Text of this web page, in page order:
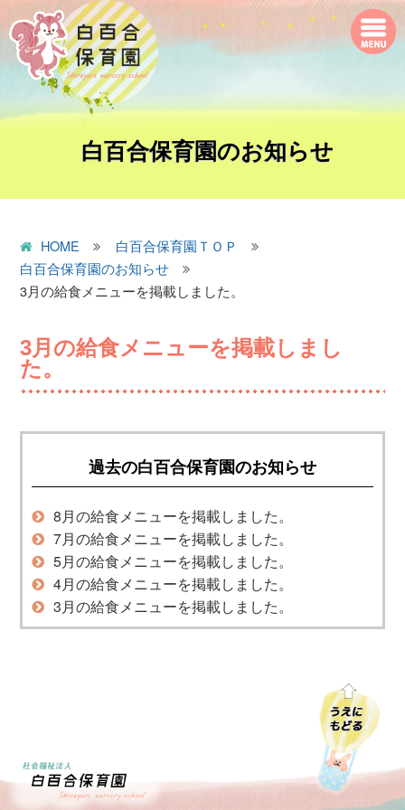
白百合保育園のお知らせ
HOME
白百合保育園ＴＯＰ
白百合保育園のお知らせ
3月の給食メニューを掲載しました。
3月の給食メニューを掲載しまし
た。
過去の白百合保育園のお知らせ
8月の給食メニューを掲載しました。
7月の給食メニューを掲載しました。
5月の給食メニューを掲載しました。
4月の給食メニューを掲載しました。
3月の給食メニューを掲載しました。